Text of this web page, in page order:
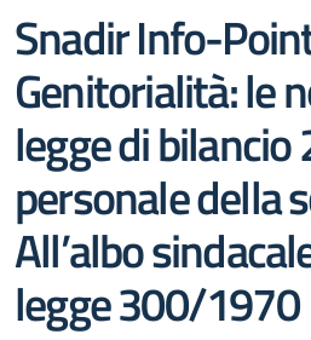
Snadir Info-
Genitorialità: le
legge di bilancio
personale della
All’albo
legge 300/1970